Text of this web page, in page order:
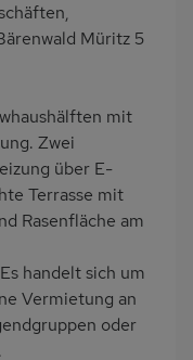
Müritz 5
mit
Zwei
über E-
Terrasse mit
Rasenfläche am
Es handelt sich um
Vermietung an
oder